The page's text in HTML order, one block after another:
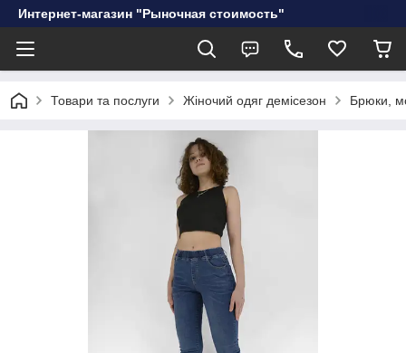
Интернет-магазин "Рыночная стоимость"
Товари та послуги Жіночий одяг демісезон Брюки,